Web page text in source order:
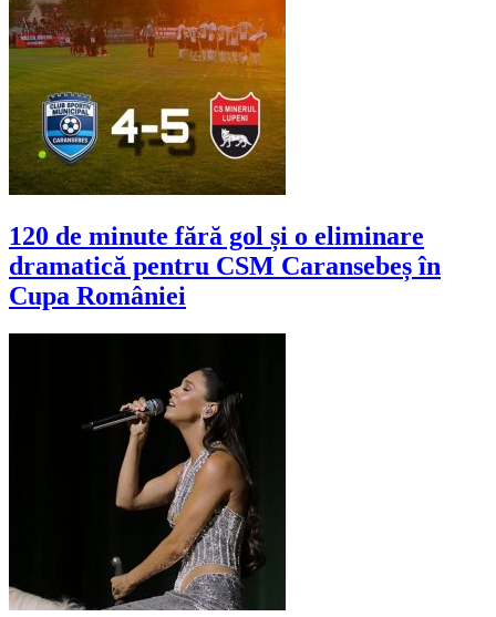
120 de minute fără gol și o eliminare
dramatică pentru CSM Caransebeș în
Cupa României